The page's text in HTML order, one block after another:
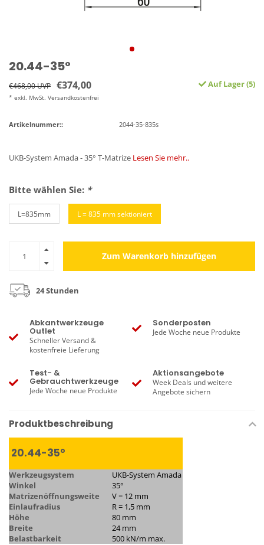
20.44-35°
€468,00 UVP €374,00
* exkl. MwSt. Versandkostenfrei
Auf Lager (5)
Artikelnummer:: 2044-35-835s
UKB-System Amada - 35° T-Matrize Lesen Sie mehr..
Bitte wählen Sie: *
L=835mm L = 835 mm sektioniert
Zum Warenkorb hinzufügen
24 Stunden
Abkantwerkzeuge
Outlet
Schneller Versand &
kostenfreie Lieferung
Sonderposten
Jede Woche neue Produkte
Test- &
Gebrauchtwerkzeuge
Jede Woche neue Produkte
Aktionsangebote
Week Deals und weitere
Angebote sichern
Produktbeschreibung
20.44-35°
Werkzeugsystem
UKB-System Amada
Winkel
35°
Matrizenöffnungsweite
V = 12 mm
Einlaufradius
R = 1,5 mm
Höhe
80 mm
Breite
24 mm
Belastbarkeit
500 kN/m max.